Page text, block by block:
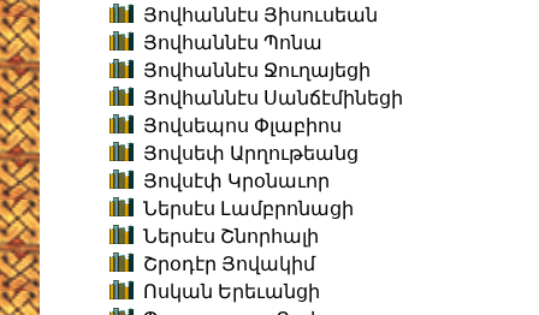
Յովհաննէս Յիսուսեան
Յովհաննէս Պոնա
Յովհաննէս Ջուղայեցի
Յովհաննէս Սանճէմինեցի
Յովսեպոս Փլաբիոս
Յովսեփ Արղութեանց
Յովսէփ Կրօնաւոր
Ներսէս Լամբրոնացի
Ներսէս Շնորհալի
Շրօդէր Յովակիմ
Ոսկան Երեւանցի